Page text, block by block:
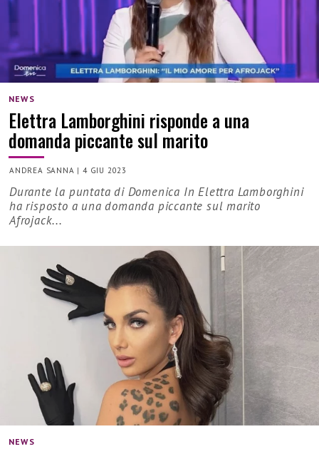
NEWS
Elettra Lamborghini risponde a una
domanda piccante sul marito
ANDREA SANNA |4 GIU 2023
Durante la puntata di Domenica In Elettra Lamborghini
ha risposto a una domanda piccante sul marito
Afrojack...
NEWS